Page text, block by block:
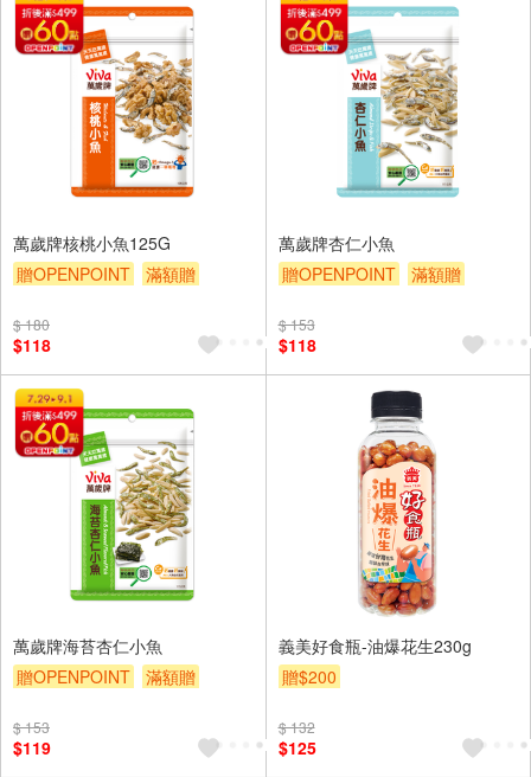
萬歲牌核桃小魚125G
贈OPENPOINT
滿額贈
$ 180
$118
萬歲牌杏仁小魚
贈OPENPOINT
滿額贈
$ 153
$118
萬歲牌海苔杏仁小魚
贈OPENPOINT
滿額贈
$ 153
$119
義美好食瓶-油爆花生230g
贈$200
$ 132
$125